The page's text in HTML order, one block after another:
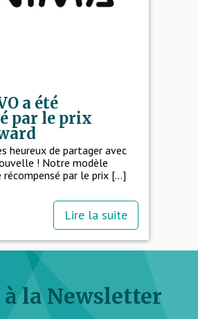
a été
par le prix
heureux de partager avec
! Notre modèle
par le prix [...]
Lire la suite
la Newsletter